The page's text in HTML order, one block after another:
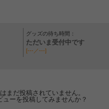
グッズの待ち時間：
ただいま受付中です
[---／---]
まだ投稿されていません。
ューを投稿してみませんか？